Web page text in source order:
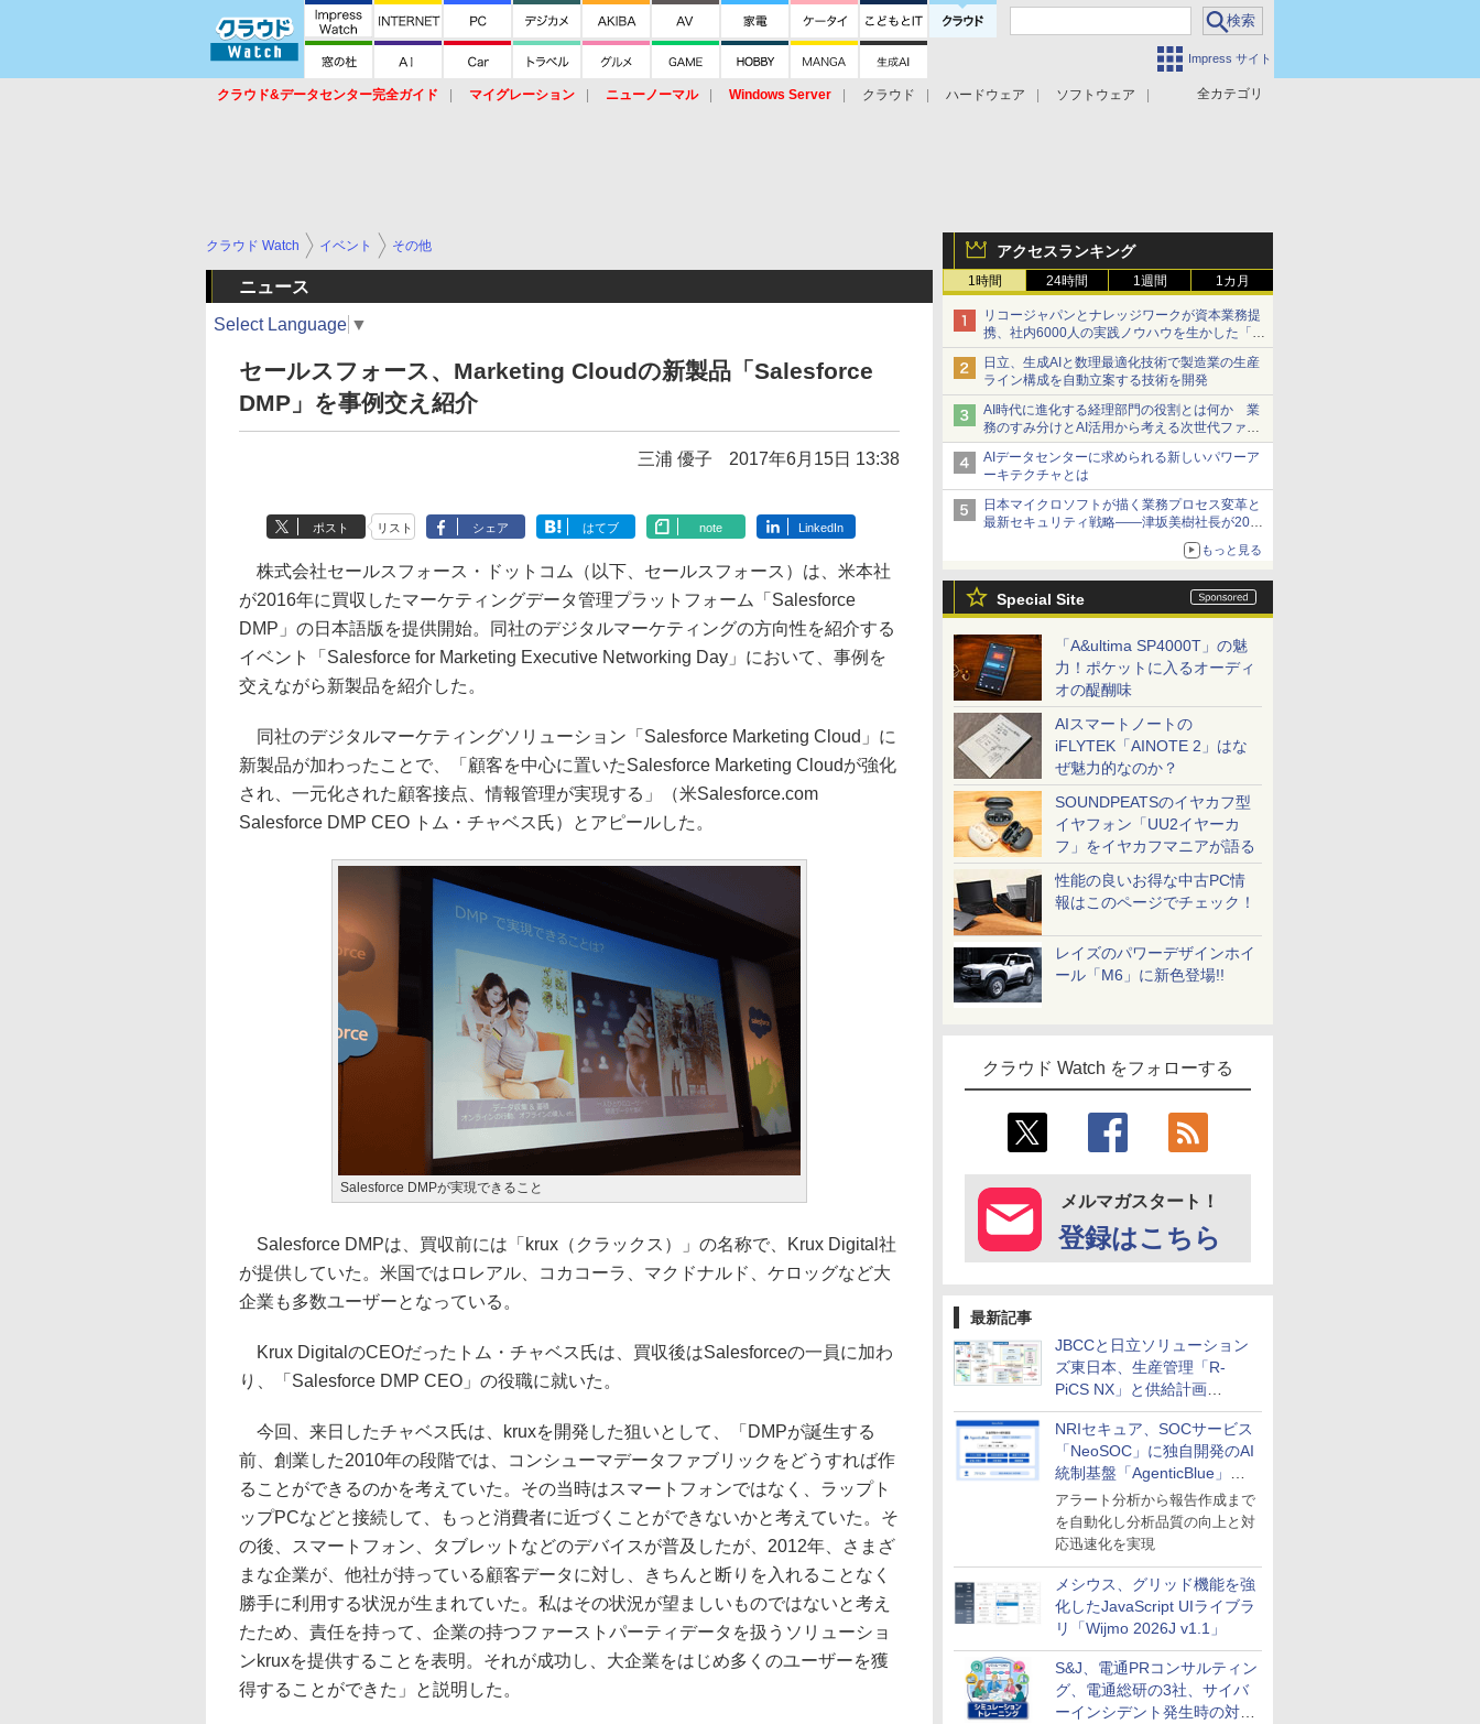
Impress サイト
全カテゴリ
クラウド&データセンター完全ガイド マイグレーション ニューノーマル Windows Server クラウド ハードウェア
ソフトウェア
アクセスランキング
1時間 24時間 1週間 1カ月
リコージャパンとナレッジワークが資本業務提
携、社内6000人の実践ノウハウを生かした「AI
商談記録 for RICOH」を展開へ
日立、生成AIと数理最適化技術で製造業の生産
ライン構成を自動立案する技術を開発
AI時代に進化する経理部門の役割とは何か 業
務のすみ分けとAI活用から考える次世代ファイ
ナンス戦略
AIデータセンターに求められる新しいパワーア
ーキテクチャとは
日本マイクロソフトが描く業務プロセス変革と
最新セキュリティ戦略――津坂美樹社長が2027
もっと見る
Special Site
「A&ultima SP4000T」の魅
力！ポケットに入るオーディ
オの醍醐味
AIスマートノートの
iFLYTEK「AINOTE 2」はな
ぜ魅力的なのか？
SOUNDPEATSのイヤカフ型
イヤフォン「UU2イヤーカ
フ」をイヤカフマニアが語る
性能の良いお得な中古PC情
報はこのページでチェック！
レイズのパワーデザインホイ
ール「M6」に新色登場!!
クラウド Watch をフォローする
メルマガスタート！
登録はこちら
最新記事
JBCCと日立ソリューション
ズ東日本、生産管理「R-
PiCS NX」と供給計画
「scSQUARE ISP」の連携サ
ービスを提供開始
NRIセキュア、SOCサービス
「NeoSOC」に独自開発のAI
統制基盤「AgenticBlue」を
導入
アラート分析から報告作成まで
を自動化し分析品質の向上と対
応迅速化を実現
メシウス、グリッド機能を強
化したJavaScript UIライブラ
リ「Wijmo 2026J v1.1」
S&J、電通PRコンサルティン
グ、電通総研の3社、サイバ
ーインシデント発生時の対応
クラウド Watch イベント その他
ニュース
Select Language ▼
セールスフォース、Marketing Cloudの新製品「Salesforce
DMP」を事例交え紹介
三浦 優子 2017年6月15日 13:38
ポスト リスト シェア はてブ note LinkedIn
株式会社セールスフォース・ドットコム（以下、セールスフォース）は、米本社
が2016年に買収したマーケティングデータ管理プラットフォーム「Salesforce
DMP」の日本語版を提供開始。同社のデジタルマーケティングの方向性を紹介する
イベント「Salesforce for Marketing Executive Networking Day」において、事例を
交えながら新製品を紹介した。
同社のデジタルマーケティングソリューション「Salesforce Marketing Cloud」に
新製品が加わったことで、「顧客を中心に置いたSalesforce Marketing Cloudが強化
され、一元化された顧客接点、情報管理が実現する」（米Salesforce.com
Salesforce DMP CEO トム・チャベス氏）とアピールした。
Salesforce DMPが実現できること
Salesforce DMPは、買収前には「krux（クラックス）」の名称で、Krux Digital社
が提供していた。米国ではロレアル、コカコーラ、マクドナルド、ケロッグなど大
企業も多数ユーザーとなっている。
Krux DigitalのCEOだったトム・チャベス氏は、買収後はSalesforceの一員に加わ
り、「Salesforce DMP CEO」の役職に就いた。
今回、来日したチャベス氏は、kruxを開発した狙いとして、「DMPが誕生する
前、創業した2010年の段階では、コンシューマデータファブリックをどうすれば作
ることができるのかを考えていた。その当時はスマートフォンではなく、ラップト
ップPCなどと接続して、もっと消費者に近づくことができないかと考えていた。そ
の後、スマートフォン、タブレットなどのデバイスが普及したが、2012年、さまざ
まな企業が、他社が持っている顧客データに対し、きちんと断りを入れることなく
勝手に利用する状況が生まれていた。私はその状況が望ましいものではないと考え
たため、責任を持って、企業の持つファーストパーティデータを扱うソリューショ
ンkruxを提供することを表明。それが成功し、大企業をはじめ多くのユーザーを獲
得することができた」と説明した。